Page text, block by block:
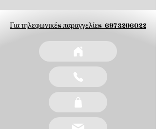
Για τηλεφωνικέs παραγγελίεs6973206022